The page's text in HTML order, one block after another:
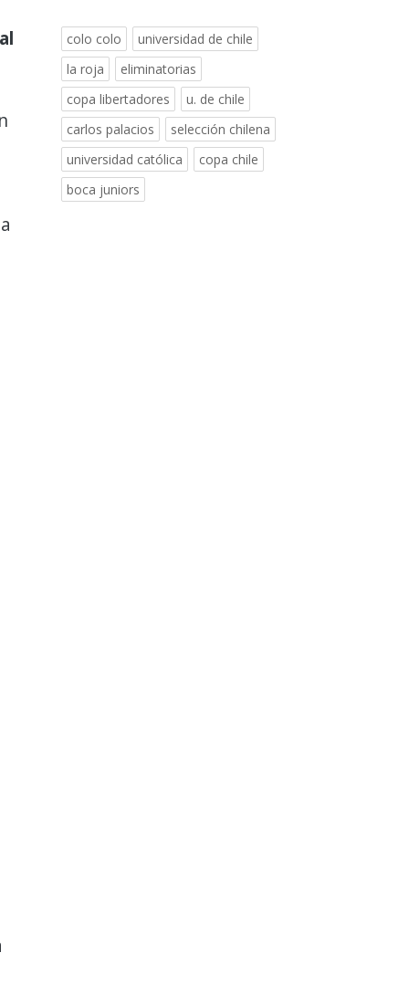
colo colo
universidad de chile
la roja
eliminatorias
copa libertadores
u. de chile
carlos palacios
selección chilena
universidad católica
copa chile
boca juniors